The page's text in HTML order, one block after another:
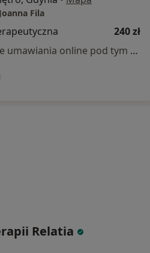
Fila
240 zł
Specjalista nie oferuje umawiania online pod tym adresem.
Relatia